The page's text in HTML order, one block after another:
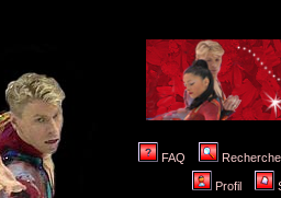
FAQ
Profil